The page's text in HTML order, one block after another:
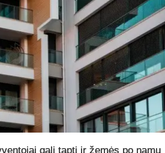
gali tapti ir žemės po namu